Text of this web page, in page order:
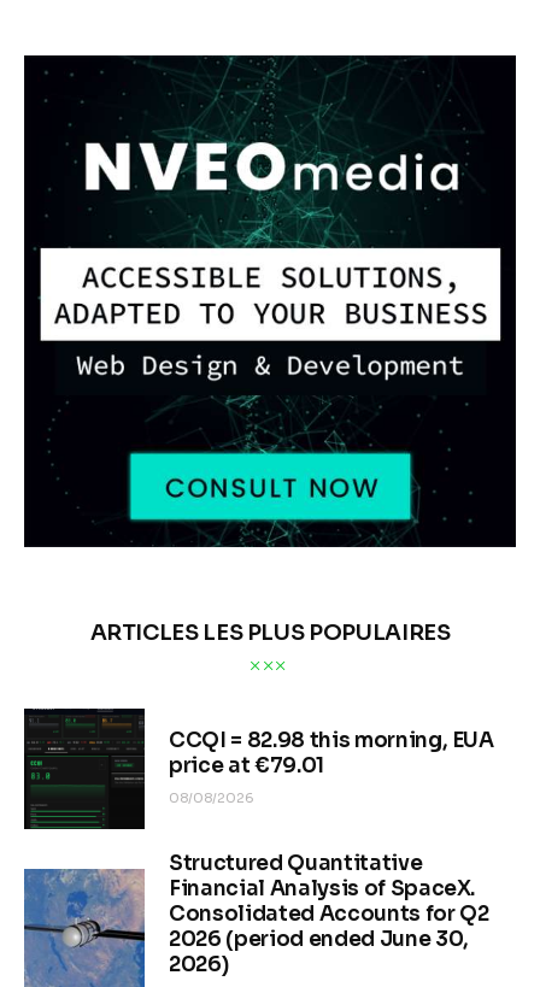
ARTICLES LES PLUS POPULAIRES
CCQI = 82.98 this morning, EUA
price at €79.01
08/08/2026
Structured Quantitative
Financial Analysis of SpaceX.
Consolidated Accounts for Q2
2026 (period ended June 30,
2026)